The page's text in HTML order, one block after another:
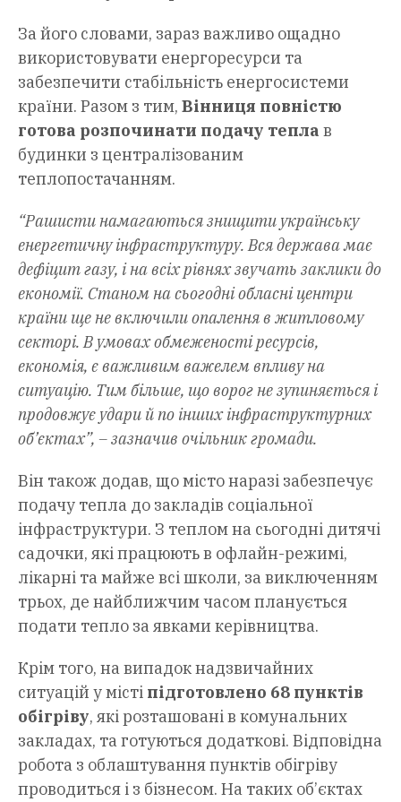
За його словами, зараз важливо ощадно
використовувати енергоресурси та
забезпечити стабільність енергосистеми
країни. Разом з тим, Вінниця повністю
готова розпочинати подачу тепла в
будинки з централізованим
теплопостачанням.
“Рашисти намагаються знищити українську
енергетичну інфраструктуру. Вся держава має
дефіцит газу, і на всіх рівнях звучать заклики до
економії. Станом на сьогодні обласні центри
країни ще не включили опалення в житловому
секторі. В умовах обмеженості ресурсів,
економія, є важливим важелем впливу на
ситуацію. Тим більше, що ворог не зупиняється і
продовжує удари й по інших інфраструктурних
об’єктах”, – зазначив очільник громади.
Він також додав, що місто наразі забезпечує
подачу тепла до закладів соціальної
інфраструктури. З теплом на сьогодні дитячі
садочки, які працюють в офлайн-режимі,
лікарні та майже всі школи, за виключенням
трьох, де найближчим часом планується
подати тепло за явками керівництва.
Крім того, на випадок надзвичайних
ситуацій у місті підготовлено 68 пунктів
обігріву, які розташовані в комунальних
закладах, та готуються додаткові. Відповідна
робота з облаштування пунктів обігріву
проводиться і з бізнесом. На таких об’єктах